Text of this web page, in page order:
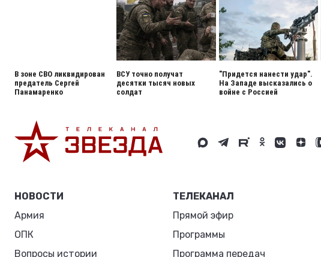
В зоне СВО ликвидирован
предатель Сергей
Панамаренко
ВСУ точно получат
десятки тысяч новых
солдат
"Придется нанести удар".
На Западе высказались о
войне с Россией
НОВОСТИ
Армия
ОПК
Вопросы истории
ТЕЛЕКАНАЛ
Прямой эфир
Программы
Программа передач